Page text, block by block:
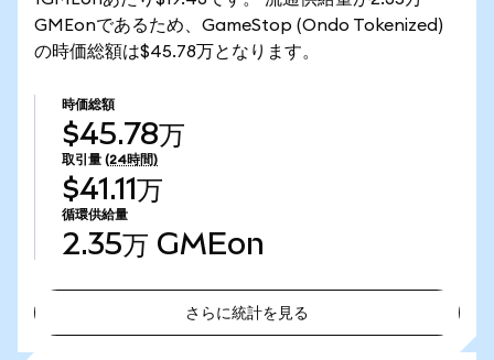
GMEonであるため、GameStop (Ondo Tokenized)
の時価総額は$45.78万となります。
時価総額
$45.78万
取引量 (24時間)
$41.11万
循環供給量
2.35万 GMEon
さらに統計を見る